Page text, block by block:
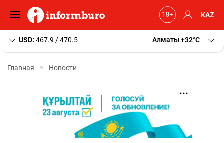
KAZ
USD: 467.9 / 470.5 Алматы+32 C
Главная Новости